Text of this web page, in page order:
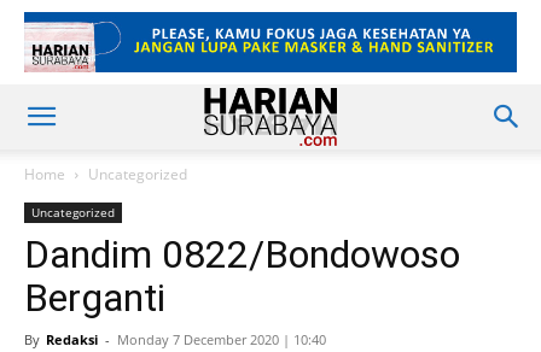
Home Uncategorized
Uncategorized
Dandim 0822/Bondowoso
Berganti
By Redaksi - Monday 7 December 2020 | 10:40